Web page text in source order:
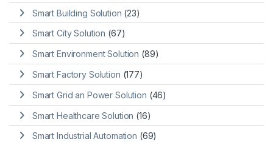
Smart Building Solution (23)
Smart City Solution (67)
Smart Environment Solution (89)
Smart Factory Solution (177)
Smart Grid an Power Solution (46)
Smart Healthcare Solution (16)
Smart Industrial Automation (69)